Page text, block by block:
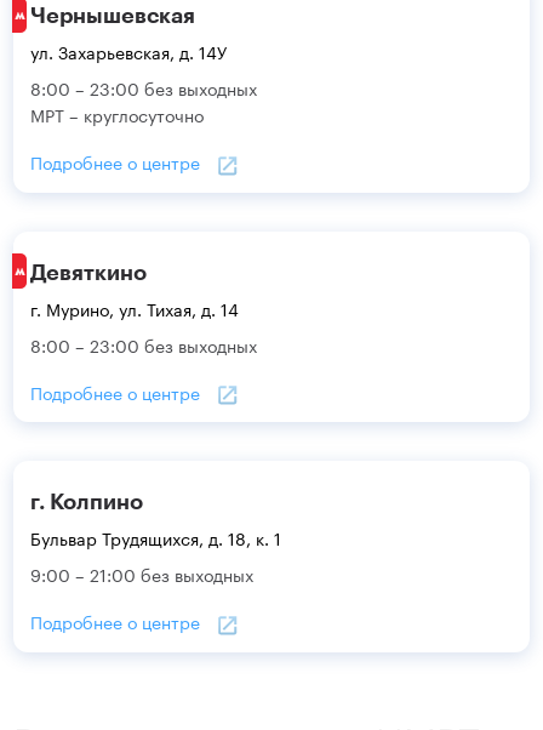
Чернышевская
ул. Захарьевская, д. 14У
8:00 – 23:00 без выходных
МРТ – круглосуточно
Подробнее о центре
Девяткино
г. Мурино, ул. Тихая, д. 14
8:00 – 23:00 без выходных
Подробнее о центре
г. Колпино
Бульвар Трудящихся, д. 18, к. 1
9:00 – 21:00 без выходных
Подробнее о центре